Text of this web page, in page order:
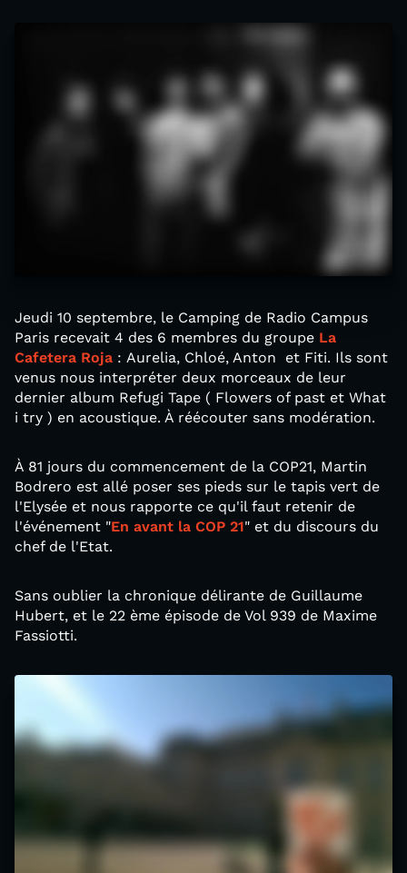
Jeudi 10 septembre, le Camping de Radio Campus
Paris recevait 4 des 6 membres du groupe La
Cafetera Roja : Aurelia, Chloé, Anton et Fiti. Ils sont
venus nous interpréter deux morceaux de leur
dernier album Refugi Tape ( Flowers of past et What
i try ) en acoustique. À réécouter sans modération.
À 81 jours du commencement de la COP21, Martin
Bodrero est allé poser ses pieds sur le tapis vert de
l'Elysée et nous rapporte ce qu'il faut retenir de
l'événement "En avant la COP 21" et du discours du
chef de l'Etat.
Sans oublier la chronique délirante de Guillaume
Hubert, et le 22 ème épisode de Vol 939 de Maxime
Fassiotti.